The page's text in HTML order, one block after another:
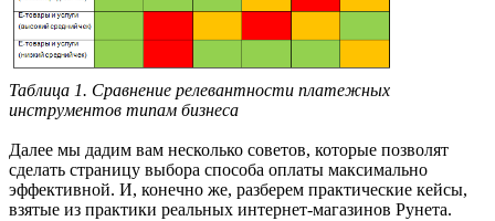
Таблица 1. Сравнение релевантности платежных
инструментов типам бизнеса
Далее мы дадим вам несколько советов, которые позволят
сделать страницу выбора способа оплаты максимально
эффективной. И, конечно же, разберем практические кейсы,
взятые из практики реальных интернет-магазинов Рунета.